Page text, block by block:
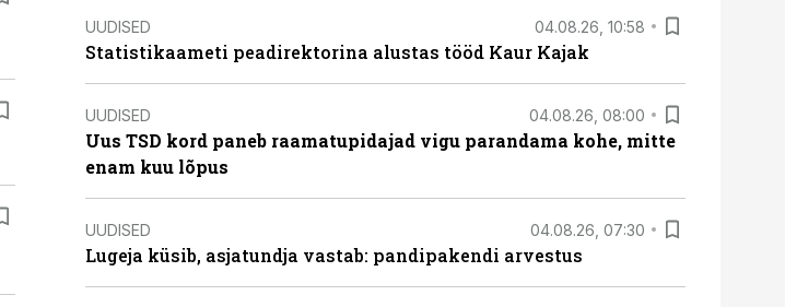
UUDISED 04.08.26, 10:58
Statistikaameti peadirektorina alustas tööd Kaur Kajak
UUDISED 04.08.26, 08:00
Uus TSD kord paneb raamatupidajad vigu parandama kohe, mitte
enam kuu lõpus
UUDISED 04.08.26, 07:30
Lugeja küsib, asjatundja vastab: pandipakendi arvestus